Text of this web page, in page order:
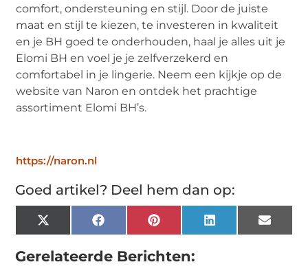
comfort, ondersteuning en stijl. Door de juiste
maat en stijl te kiezen, te investeren in kwaliteit
en je BH goed te onderhouden, haal je alles uit je
Elomi BH en voel je je zelfverzekerd en
comfortabel in je lingerie. Neem een kijkje op de
website van Naron en ontdek het prachtige
assortiment Elomi BH’s.
https://naron.nl
Goed artikel? Deel hem dan op:
X
(Twitter)
FacebookPinterestLinkedInEmail
Gerelateerde Berichten: